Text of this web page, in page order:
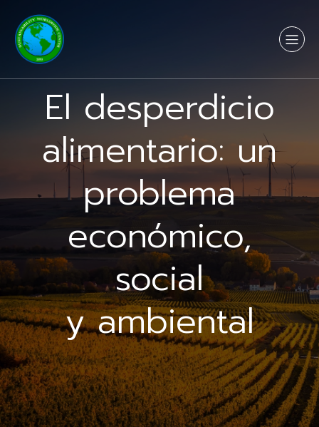
El desperdicio
alimentario: un
problema
económico,
social
y ambiental